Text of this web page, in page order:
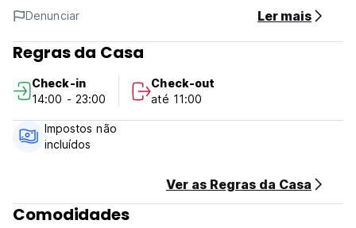
Conforme nossa política de idade, só podemos receber
hóspedes entre 18 e 40 anos. Infelizmente, pessoas fora
dessa faixa etária não poderão se hospedar conosco.
Atividades gratuitas todos os dias
Jantares temáticos (semanais)
Denunciar Ler mais
Regras da Casa
Check-in
14:00 - 23:00
Check-out
até 11:00
Impostos não
incluídos
Ver as Regras da Casa
Comodidades